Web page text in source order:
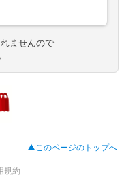
ませんので
▲このページのトップへ
規約